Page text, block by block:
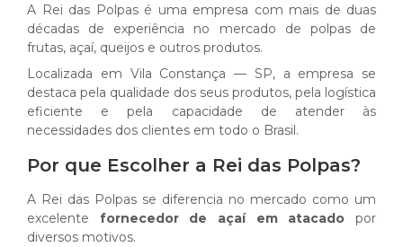
A Rei das Polpas é uma empresa com mais de duas
décadas de experiência no mercado de polpas de
frutas, açaí, queijos e outros produtos.
Localizada em Vila Constança — SP, a empresa se
destaca pela qualidade dos seus produtos, pela logística
eficiente e pela capacidade de atender às
necessidades dos clientes em todo o Brasil.
Por que Escolher a Rei das Polpas?
A Rei das Polpas se diferencia no mercado como um
excelente fornecedor de açaí em atacado por
diversos motivos.